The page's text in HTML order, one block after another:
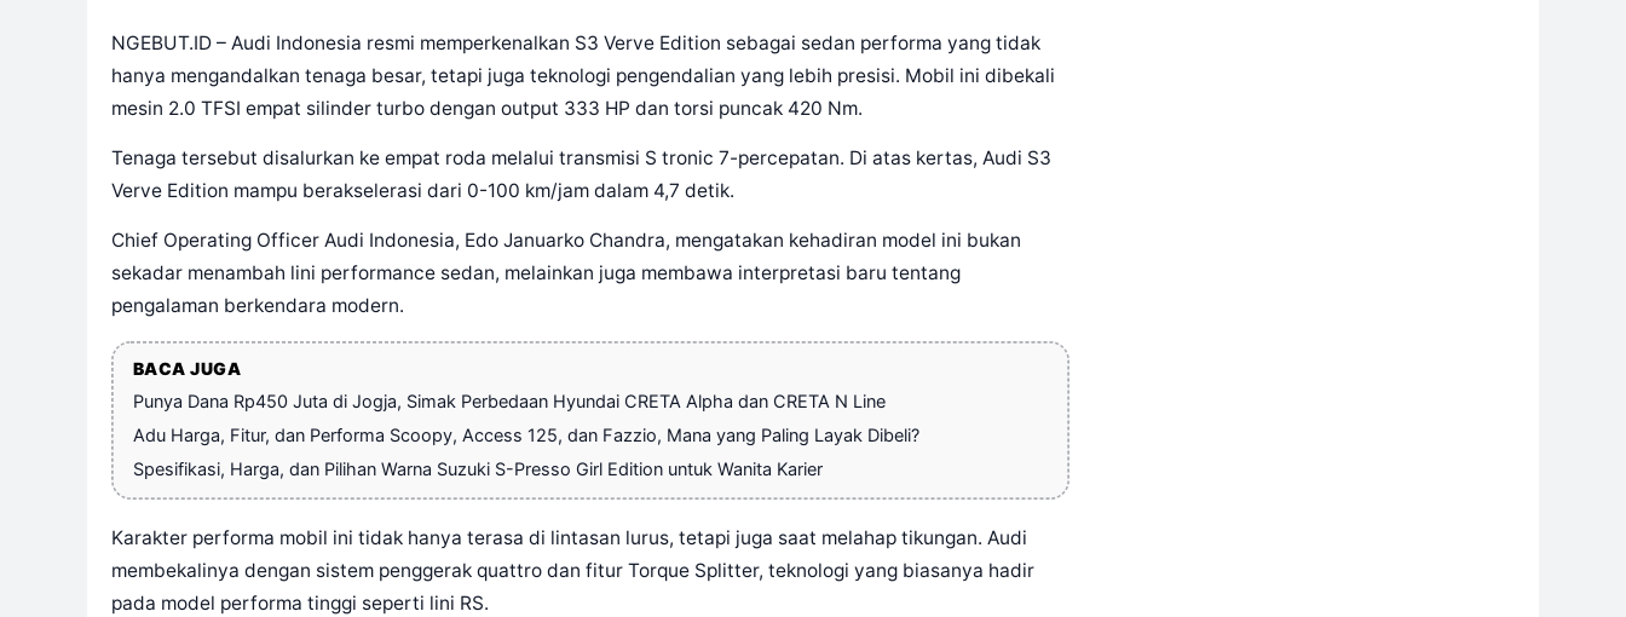
NGEBUT.ID – Audi Indonesia resmi memperkenalkan S3 Verve Edition sebagai sedan performa yang tidak
hanya mengandalkan tenaga besar, tetapi juga teknologi pengendalian yang lebih presisi. Mobil ini dibekali
mesin 2.0 TFSI empat silinder turbo dengan output 333 HP dan torsi puncak 420 Nm.
Tenaga tersebut disalurkan ke empat roda melalui transmisi S tronic 7-percepatan. Di atas kertas, Audi S3
Verve Edition mampu berakselerasi dari 0-100 km/jam dalam 4,7 detik.
Chief Operating Officer Audi Indonesia, Edo Januarko Chandra, mengatakan kehadiran model ini bukan
sekadar menambah lini performance sedan, melainkan juga membawa interpretasi baru tentang
pengalaman berkendara modern.
BACA JUGA
Punya Dana Rp450 Juta di Jogja, Simak Perbedaan Hyundai CRETA Alpha dan CRETA N Line
Adu Harga, Fitur, dan Performa Scoopy, Access 125, dan Fazzio, Mana yang Paling Layak Dibeli?
Spesifikasi, Harga, dan Pilihan Warna Suzuki S-Presso Girl Edition untuk Wanita Karier
Karakter performa mobil ini tidak hanya terasa di lintasan lurus, tetapi juga saat melahap tikungan. Audi
membekalinya dengan sistem penggerak quattro dan fitur Torque Splitter, teknologi yang biasanya hadir
pada model performa tinggi seperti lini RS.